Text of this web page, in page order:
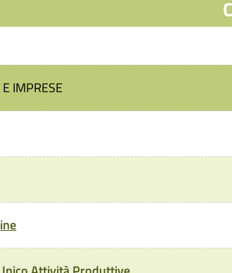
IMPRESE